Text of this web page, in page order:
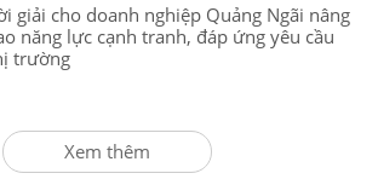
giải cho doanh nghiệp Quảng Ngãi nâng
năng lực cạnh tranh, đáp ứng yêu cầu
trường
Xem thêm